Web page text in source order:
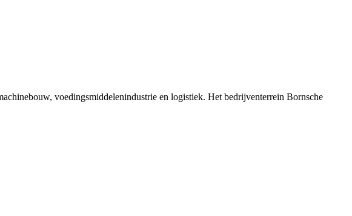
voedingsmiddelenindustrie en logistiek. Het bedrijventerrein Bornsche